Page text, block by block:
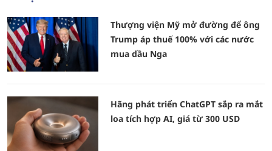
Thượng viện Mỹ mở đường để ông
Trump áp thuế 100% với các nước
mua dầu Nga
Hãng phát triển ChatGPT sắp ra mắt
loa tích hợp AI, giá từ 300 USD